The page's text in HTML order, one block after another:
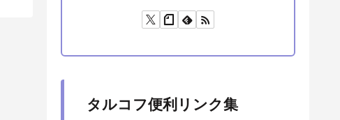
タルコフ便利リンク集